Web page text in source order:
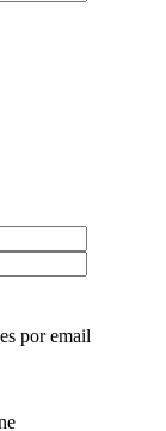
por email